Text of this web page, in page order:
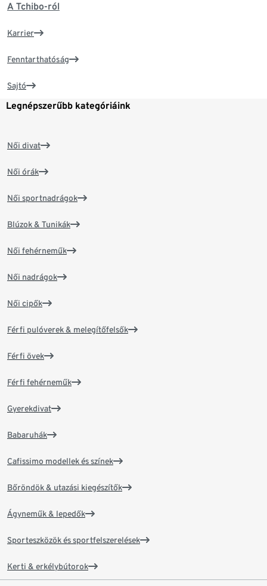
A Tchibo-ról
Karrier
Fenntarthatóság
Sajtó
Legnépszerűbb kategóriáink
Női divat
Női órák
Női sportnadrágok
Blúzok & Tunikák
Női fehérneműk
Női nadrágok
Női cipők
Férfi pulóverek & melegítőfelsők
Férfi övek
Férfi fehérneműk
Gyerekdivat
Babaruhák
Cafissimo modellek és színek
Bőröndök & utazási kiegészítők
Ágyneműk & lepedők
Sporteszközök és sportfelszerelések
Kerti & erkélybútorok